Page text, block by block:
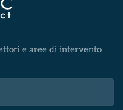
e aree di intervento